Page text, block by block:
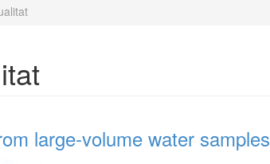
large-volume water samples